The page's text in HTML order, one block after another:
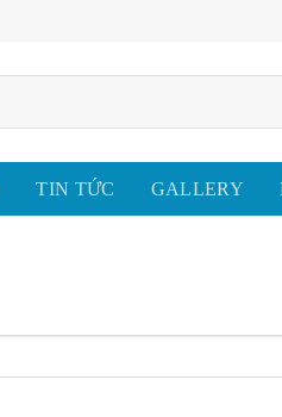
TIN TỨC GALLERY